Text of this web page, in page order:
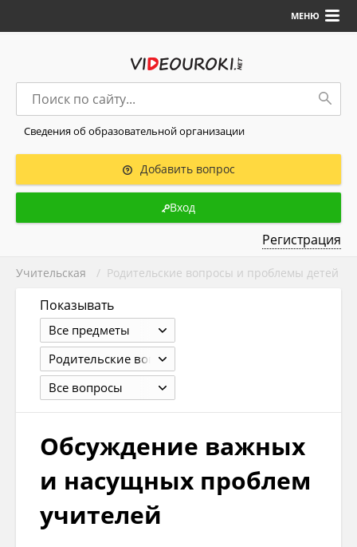
МЕНЮ
Сведения об образовательной организации
Добавить вопрос
Вход
Регистрация
Учительская / Родительские вопросы и проблемы детей
Показывать
Все предметы
Родительские вопросы и проблемы детей
Все вопросы
Обсуждение важных
и насущных проблем
учителей